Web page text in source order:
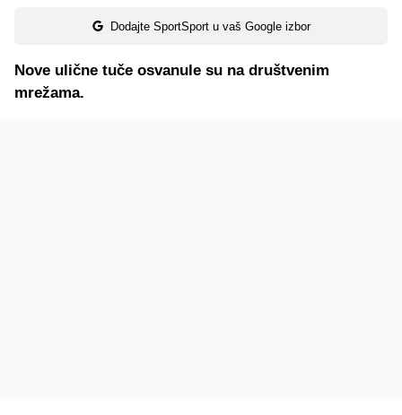
Dodajte SportSport u vaš Google izbor
Nove ulične tuče osvanule su na društvenim
mrežama.